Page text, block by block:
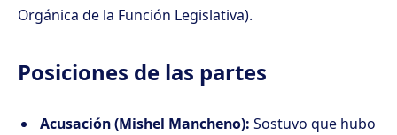
Orgánica de la Función Legislativa).
Posiciones de las partes
Acusación (Mishel Mancheno): Sostuvo que hubo